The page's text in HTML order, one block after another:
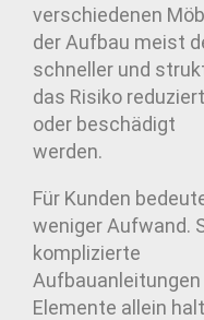
verschiedenen
der Aufbau meist
schneller und
das Risiko
oder beschädigt
werden.
Für Kunden
weniger Aufwand.
komplizierte
Elemente allein